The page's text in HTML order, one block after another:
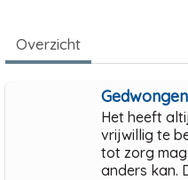
Overzicht
Het heeft
vrijwillig te
tot zorg
anders kan.